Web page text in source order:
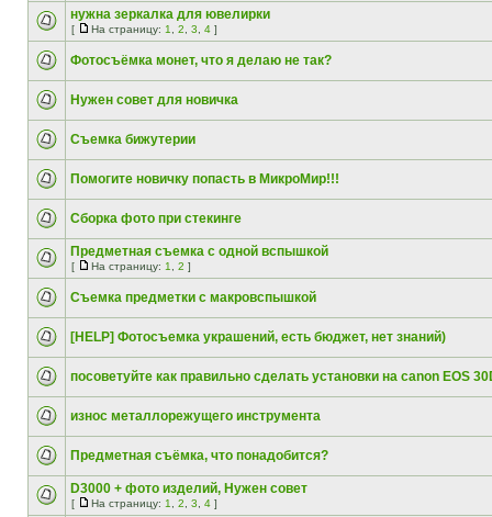
нужна зеркалка для ювелирки
[ На страницу: 1 2 3 4 ]
Фотосъёмка монет, что я делаю не так?
Нужен совет для новичка
Съемка бижутерии
Помогите новичку попасть в МикроМир!!!
Сборка фото при стекинге
Предметная съемка с одной вспышкой
[ На страницу: 1 2 ]
Съемка предметки с макровспышкой
[HELP] Фотосъемка украшений, есть бюджет, нет знаний)
посоветуйте как правильно сделать установки на canon EOS
износ металлорежущего инструмента
Предметная съёмка, что понадобится?
D3000 + фото изделий, Нужен совет
[ На страницу: 1 2 3 4 ]